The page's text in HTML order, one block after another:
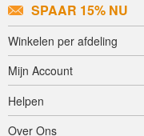
SPAAR 15% NU
Winkelen per afdeling
Mijn Account
Helpen
Over Ons